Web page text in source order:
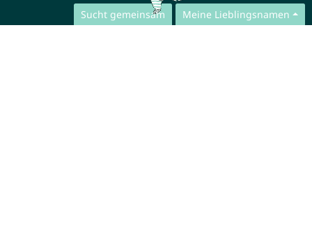
Sucht gemeinsam Meine Lieblingsnamen